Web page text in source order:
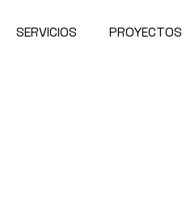
SERVICIOS PROYECTOS